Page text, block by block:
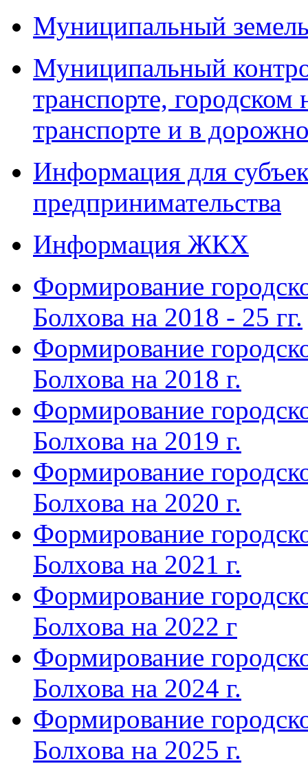
Муниципальный
Муниципальный
транспорте, городском
транспорте и в
Информация для
предпринимательства
Информация ЖКХ
Формирование
Болхова на 2018 - 25 гг.
Формирование
Болхова на 2018 г.
Формирование
Болхова на 2019 г.
Формирование
Болхова на 2020 г.
Формирование
Болхова на 2021 г.
Формирование
Болхова на 2022 г
Формирование
Болхова на 2024 г.
Формирование
Болхова на 2025 г.